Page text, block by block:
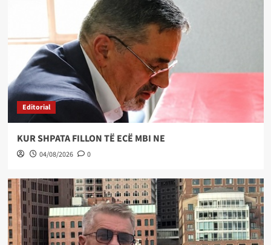
Editorial
KUR SHPATA FILLON TË ECË MBI NE
04/08/2026 0